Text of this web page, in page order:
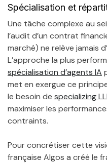
Spécialisation et
Une tâche complexe au
l’audit d’un contrat
marché) ne relève jamais
L’approche la plus
spécialisation d’agents IA
met en exergue ce
le besoin de specializing
maximiser les
contraints.
Pour concrétiser cette
française Algos a créé le